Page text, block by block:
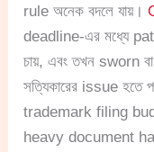
rule অনেক বদলে যায়।
deadline-এর মধ্যে
চায়, এবং তখন sworn
সত্যিকারের issue
trademark filing
heavy document